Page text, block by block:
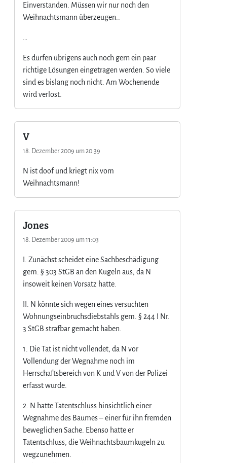
a
Einverstanden. Müssen wir nur noch den
Weihnachtsmann überzeugen..
Es dürfen übrigens auch noch gern ein paar
richtige Lösungen eingetragen werden. So viele
sind es bislang noch nicht. Am Wochenende
wird verlost.
V
18. Dezember 2009 um 20:39
N ist doof und kriegt nix vom
Weihnachtsmann!
Jones
18. Dezember 2009 um 11:03
I. Zunächst scheidet eine Sachbeschädigung
gem. § 303 StGB an den Kugeln aus, da N
insoweit keinen Vorsatz hatte.
II. N könnte sich wegen eines versuchten
Wohnungseinbruchsdiebstahls gem. § 244 I Nr.
3 StGB strafbar gemacht haben.
1. Die Tat ist nicht vollendet, da N vor
Vollendung der Wegnahme noch im
Herrschaftsbereich von K und V von der Polizei
erfasst wurde.
2. N hatte Tatentschluss hinsichtlich einer
Wegnahme des Baumes – einer für ihn fremden
beweglichen Sache. Ebenso hatte er
Tatentschluss, die Weihnachtsbaumkugeln zu
wegzunehmen.